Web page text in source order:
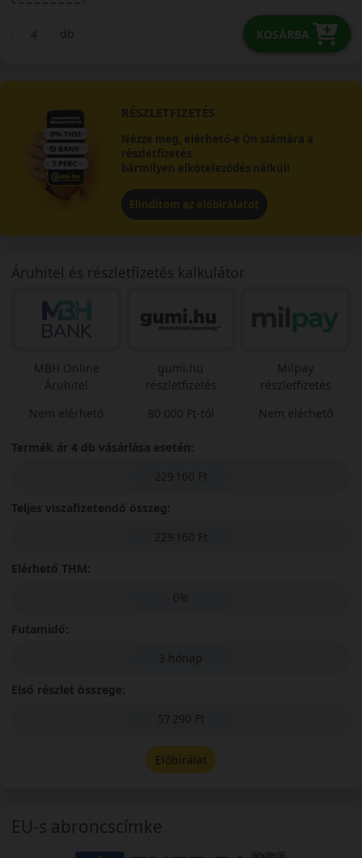
db KOSÁRBA
RÉSZLETFIZETÉS
Nézze meg, elérhető-e Ön számára a
részletfizetés
bármilyen elköteleződés nélkül!
Elindítom az előbírálatot
Áruhitel és részletfizetés kalkulátor
MBH Online
Áruhitel
Nem elérhető
gumi.hu
részletfizetés
80 000 Ft-tól
Milpay
részletfizetés
Nem elérhető
Termék ár 4 db vásárlása esetén:
229 160 Ft
Teljes viszafizetendő összeg:
229 160 Ft
Elérhető THM:
0%
Futamidő:
3 hónap
Első részlet összege:
57 290 Ft
Előbírálat
EU-s abroncscímke